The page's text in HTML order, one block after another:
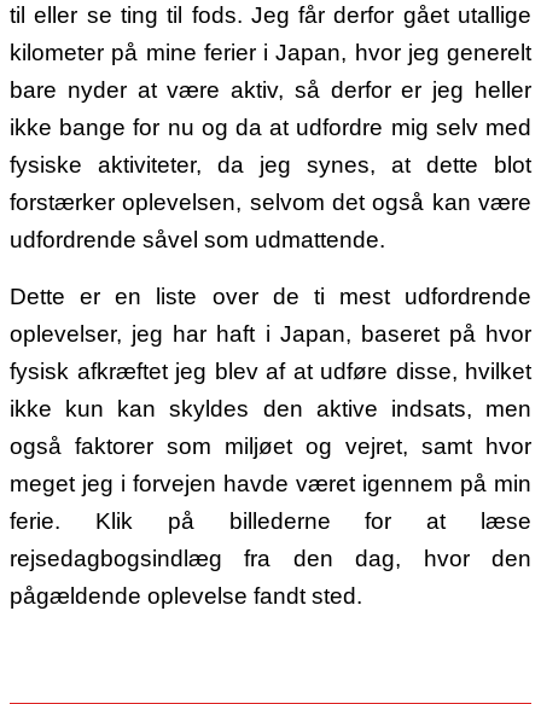
til eller se ting til fods. Jeg får derfor gået utallige
kilometer på mine ferier i Japan, hvor jeg generelt
bare nyder at være aktiv, så derfor er jeg heller
ikke bange for nu og da at udfordre mig selv med
fysiske aktiviteter, da jeg synes, at dette blot
forstærker oplevelsen, selvom det også kan være
udfordrende såvel som udmattende.
Dette er en liste over de ti mest udfordrende
oplevelser, jeg har haft i Japan, baseret på hvor
fysisk afkræftet jeg blev af at udføre disse, hvilket
ikke kun kan skyldes den aktive indsats, men
også faktorer som miljøet og vejret, samt hvor
meget jeg i forvejen havde været igennem på min
ferie. Klik på billederne for at læse
rejsedagbogsindlæg fra den dag, hvor den
pågældende oplevelse fandt sted.